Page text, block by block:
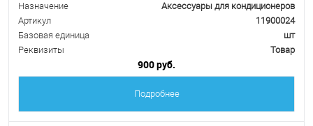
Назначение
Аксессуары для кондиционеров
Артикул
11900024
Базовая единица
шт
Реквизиты
Товар
900 руб.
Подробнее